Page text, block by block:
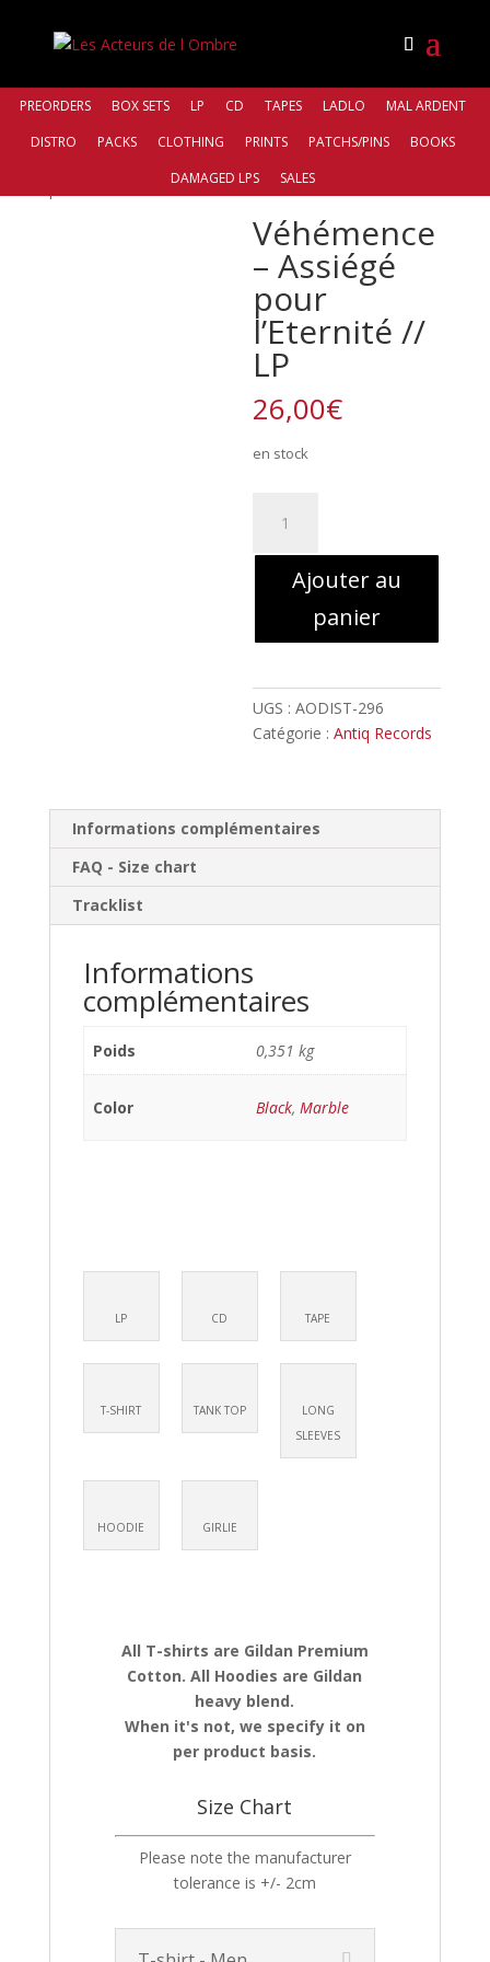
PREORDERS BOX SETS LP CD TAPES LADLO
MAL ARDENT
DISTRO
PACKS CLOTHING PRINTS PATCHS/PINS
BOOKS
DAMAGED LPS
SALES
pour l’Eternité // LP
Véhémence
– Assiégé
pour
l’Eternité //
LP
26,00€
en stock
Véhémence
LP
Ajouter au
panier
UGS :AODIST-296
Catégorie :Antiq Records
Informations complémentaires
FAQ - Size chart
Tracklist
Informations
complémentaires
Poids 0,351 kg
Color Black, Marble
LP CD TAPE
T-SHIRT TANK TOP
LONG
SLEEVES
HOODIE GIRLIE
All T-shirts are Gildan Premium
Cotton. All Hoodies are Gildan
heavy blend.
When it's not, we specify it on
per product basis.
Size Chart
Please note the manufacturer
tolerance is +/- 2cm